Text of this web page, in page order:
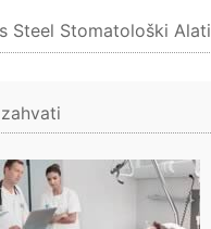
Steel Stomatološki Alati